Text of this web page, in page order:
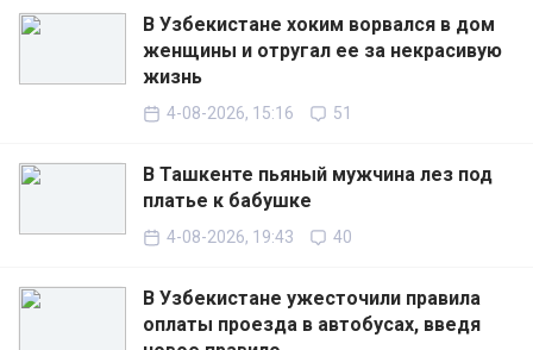
В Узбекистане хоким ворвался в дом
женщины и отругал ее за некрасивую
жизнь
4-08-2026, 15:16 51
В Ташкенте пьяный мужчина лез под
платье к бабушке
4-08-2026, 19:43 40
В Узбекистане ужесточили правила
оплаты проезда в автобусах, введя